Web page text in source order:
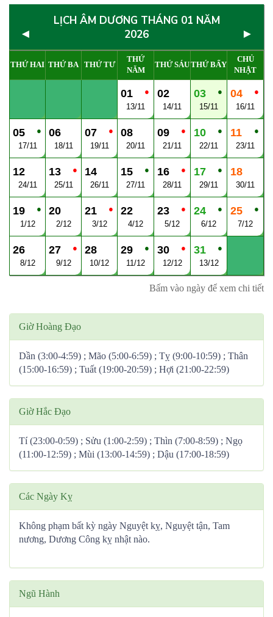
◄
LỊCH ÂM DƯƠNG THÁNG 01 NĂM
2026
►
THỨ HAI THỨ BA THỨ TƯ
THỨ
NĂM
THỨ SÁUTHỨ BẨY
CHỦ
NHẬT
●
01
13/11
02
14/11
●
03
15/11
●
04
16/11
●
05
17/11
06
18/11
●
07
19/11
08
20/11
●
09
21/11
●
10
22/11
●
11
23/11
12
24/11
●
13
25/11
14
26/11
●
15
27/11
●
16
28/11
●
17
29/11
18
30/11
●
19
1/12
20
2/12
●
21
3/12
22
4/12
●
23
5/12
●
24
6/12
●
25
7/12
26
8/12
●
27
9/12
28
10/12
●
29
11/12
●
30
12/12
●
31
13/12
Bấm vào ngày để xem chi tiết
Giờ Hoàng Đạo
Dần (3:00-4:59) ; Mão (5:00-6:59) ; Tỵ (9:00-10:59) ; Thân
(15:00-16:59) ; Tuất (19:00-20:59) ; Hợi (21:00-22:59)
Giờ Hắc Đạo
Tí (23:00-0:59) ; Sửu (1:00-2:59) ; Thìn (7:00-8:59) ; Ngọ
(11:00-12:59) ; Mùi (13:00-14:59) ; Dậu (17:00-18:59)
Các Ngày Kỵ
Không phạm bất kỳ ngày Nguyệt kỵ, Nguyệt tận, Tam
nương, Dương Công kỵ nhật nào.
Ngũ Hành